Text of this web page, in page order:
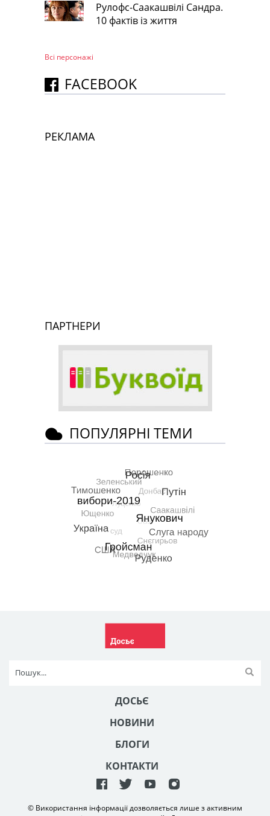
Рулофс-Саакашвілі Сандра.
10 фактів із життя
Всі персонажi
FACEBOOK
РЕКЛАМА
ПАРТНЕРИ
ПОПУЛЯРНІ ТЕМИ
ДОСЬЄ
НОВИНИ
БЛОГИ
КОНТАКТИ
© Використання інформації дозволяється лише з активним